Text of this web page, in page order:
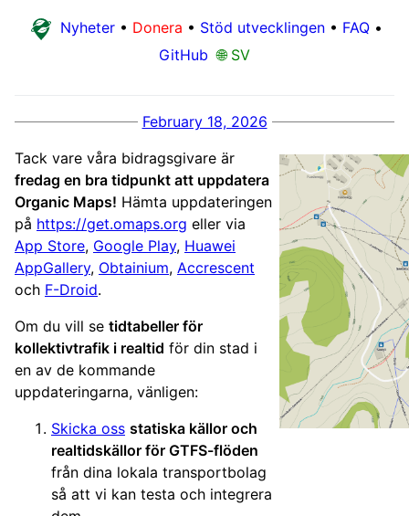
Nyheter • Donera • Stöd utvecklingen • FAQ •
GitHub 🌐 SV
February 18, 2026
Tack vare våra bidragsgivare är
fredag en bra tidpunkt att uppdatera
Organic Maps! Hämta uppdateringen
på https://get.omaps.org eller via
App Store, Google Play, Huawei
AppGallery, Obtainium, Accrescent
och F-Droid.
Om du vill se tidtabeller för
kollektivtrafik i realtid för din stad i
en av de kommande
uppdateringarna, vänligen:
Skicka oss statiska källor och
realtidskällor för GTFS-flöden
från dina lokala transportbolag
så att vi kan testa och integrera